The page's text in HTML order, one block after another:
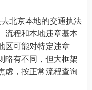
北京本地的交通执法
流程和本地违章基本
区可能对特定违章
略有不同，但大框架
虑，按正常流程查询